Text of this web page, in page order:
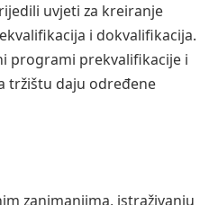
uvjeti za kreiranje
i dokvalifikacija.
programi prekvalifikacije i
tržištu daju određene
zanimanjima, istraživanju